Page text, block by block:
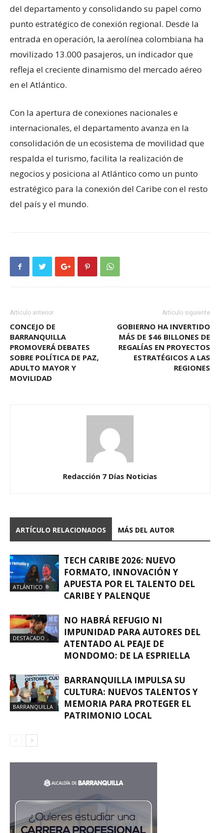
del departamento y consolidando su papel como
punto estratégico de conexión regional. Desde la
entrada en operación, la aerolínea colombiana ha
movilizado 13.000 pasajeros, un indicador que
refleja el creciente dinamismo del mercado aéreo
en el Atlántico.
Con la apertura de conexiones nacionales e
internacionales, el departamento avanza en la
consolidación de un ecosistema de movilidad que
respalda el turismo, facilita la realización de
negocios y posiciona al Atlántico como un punto
estratégico para la conexión del Caribe con el resto
del país y el mundo.
Artículo anterior
CONCEJO DE
BARRANQUILLA
PROMOVERÁ DEBATES
SOBRE POLÍTICA DE PAZ,
ADULTO MAYOR Y
MOVILIDAD
Artículo siguiente
GOBIERNO HA INVERTIDO
MÁS DE $46 BILLONES DE
REGALÍAS EN PROYECTOS
ESTRATÉGICOS A LAS
REGIONES
Redacción 7 Días Noticias
ARTÍCULO RELACIONADOS MÁS DEL AUTOR
ATLÁNTICO
TECH CARIBE 2026: NUEVO
FORMATO, INNOVACIÓN Y
APUESTA POR EL TALENTO DEL
CARIBE Y PALENQUE
DESTACADO
NO HABRÁ REFUGIO NI
IMPUNIDAD PARA AUTORES DEL
ATENTADO AL PEAJE DE
MONDOMO: DE LA ESPRIELLA
BARRANQUILLA
BARRANQUILLA IMPULSA SU
CULTURA: NUEVOS TALENTOS Y
MEMORIA PARA PROTEGER EL
PATRIMONIO LOCAL